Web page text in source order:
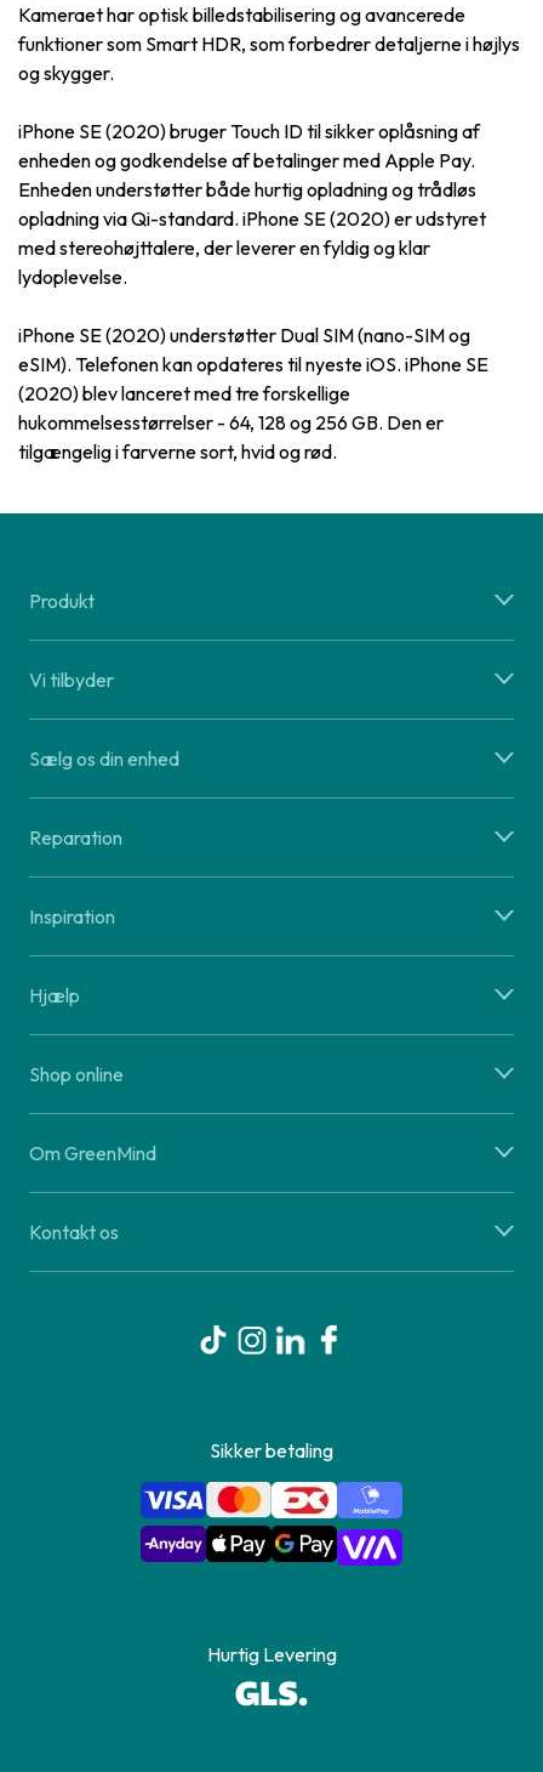
Kameraet har optisk billedstabilisering og avancerede
funktioner som Smart HDR, som forbedrer detaljerne i højlys
og skygger.
iPhone SE (2020) bruger Touch ID til sikker oplåsning af
enheden og godkendelse af betalinger med Apple Pay.
Enheden understøtter både hurtig opladning og trådløs
opladning via Qi-standard. iPhone SE (2020) er udstyret
med stereohøjttalere, der leverer en fyldig og klar
lydoplevelse.
iPhone SE (2020) understøtter Dual SIM (nano-SIM og
eSIM). Telefonen kan opdateres til nyeste iOS. iPhone SE
(2020) blev lanceret med tre forskellige
hukommelsesstørrelser - 64, 128 og 256 GB. Den er
tilgængelig i farverne sort, hvid og rød.
Produkt
Vi tilbyder
Sælg os din enhed
Reparation
Inspiration
Hjælp
Shop online
Om GreenMind
Kontakt os
Sikker betaling
Hurtig Levering